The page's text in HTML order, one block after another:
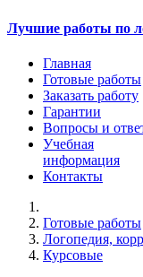
Лучшие работы по
Главная
Готовые работы
Заказать работу
Гарантии
Вопросы и
Учебная
информация
Контакты
Готовые работы
Логопедия,
Курсовые